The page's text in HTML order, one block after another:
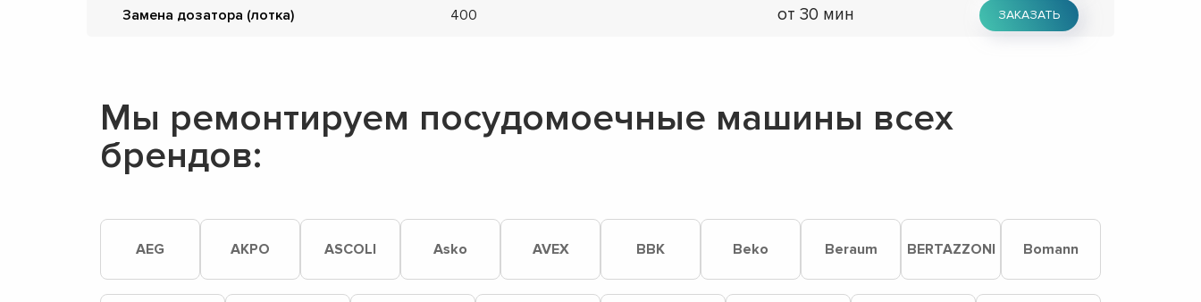
Замена дозатора (лотка) 400 от 30 мин ЗАКАЗАТЬ
Мы ремонтируем посудомоечные машины всех
брендов:
AEG AKPO ASCOLI Asko AVEX BBK Beko Beraum BERTAZZONI Bomann